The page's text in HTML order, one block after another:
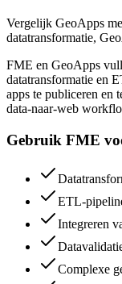
Vergelijk GeoApps
datatransformatie,
FME en GeoApps
datatransformatie en
apps te publiceren en
data-naar-web
Gebruik FME
ETL-
Integreren
Complexe